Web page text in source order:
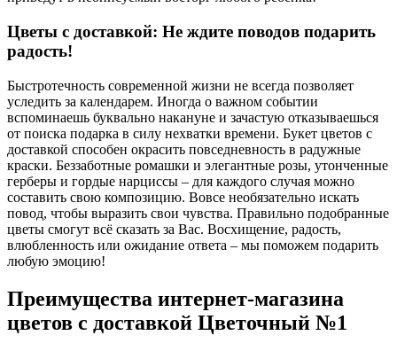
Цветы с доставкой: Не ждите поводов подарить
радость!
Быстротечность современной жизни не всегда позволяет
уследить за календарем. Иногда о важном событии
вспоминаешь буквально накануне и зачастую отказываешься
от поиска подарка в силу нехватки времени. Букет цветов с
доставкой способен окрасить повседневность в радужные
краски. Беззаботные ромашки и элегантные розы, утонченные
герберы и гордые нарциссы – для каждого случая можно
составить свою композицию. Вовсе необязательно искать
повод, чтобы выразить свои чувства. Правильно подобранные
цветы смогут всё сказать за Вас. Восхищение, радость,
влюбленность или ожидание ответа – мы поможем подарить
любую эмоцию!
Преимущества интернет-магазина
цветов с доставкой Цветочный №1